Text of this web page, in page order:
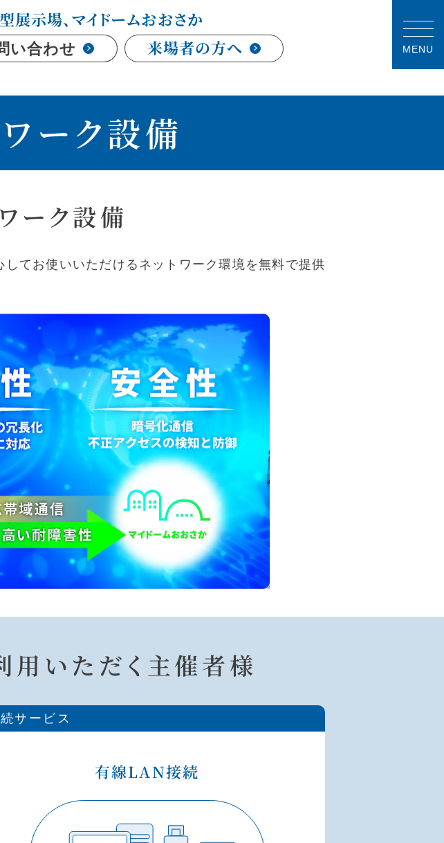
展示場、マイドームおおさか
い合わせ 来場者の方へ MENU
ーク設備
ーク設備
てお使いいただけるネットワーク環境を無料で提供
用いただく主催者様
サービス
有線LAN接続